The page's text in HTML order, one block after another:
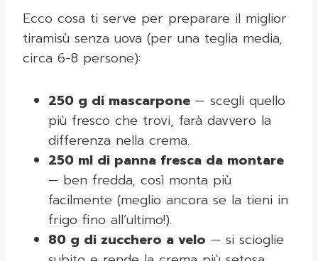
Ecco cosa ti serve per preparare il miglior
tiramisù senza uova (per una teglia media,
circa 6-8 persone):
250 g di mascarpone — scegli quello
più fresco che trovi, farà davvero la
differenza nella crema.
250 ml di panna fresca da montare
— ben fredda, così monta più
facilmente (meglio ancora se la tieni in
frigo fino all’ultimo!).
80 g di zucchero a velo — si scioglie